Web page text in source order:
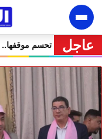
عاجل
مرمى التعليقات الساخرة